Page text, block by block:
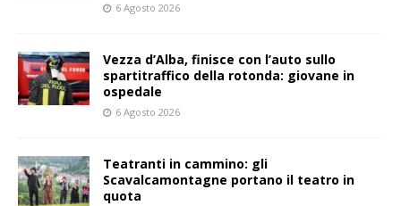
6 Agosto 2026
Vezza d’Alba, finisce con l’auto sullo
spartitraffico della rotonda: giovane in
ospedale
6 Agosto 2026
Teatranti in cammino: gli
Scavalcamontagne portano il teatro in
quota